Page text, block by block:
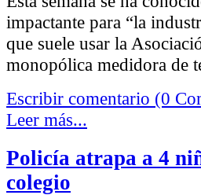
impactante para “la
que suele usar la
monopólica medidora de
Escribir comentario (0
Leer más...
Policía atrapa a 4
colegio